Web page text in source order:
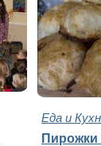
Еда и
Пирожки